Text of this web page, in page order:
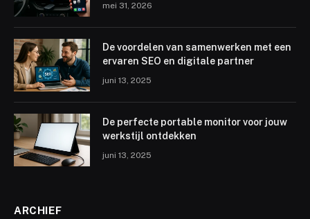
mei 31, 2026
De voordelen van samenwerken met een
ervaren SEO en digitale partner
juni 13, 2025
De perfecte portable monitor voor jouw
werkstijl ontdekken
juni 13, 2025
ARCHIEF